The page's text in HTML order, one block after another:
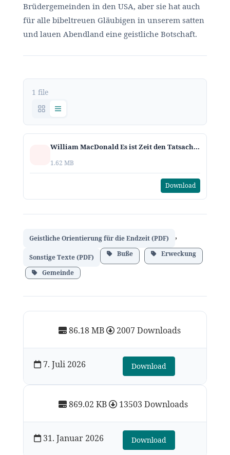
Brüdergemeinden in den USA, aber sie hat auch
für alle bibeltreuen Gläubigen in unserem satten
und lauen Abendland eine geistliche Botschaft.
1 file
William MacDonald Es ist Zeit den Tatsachen ins Auge zu sehen-k.pdf
1.62 MB
Download
Geistliche Orientierung für die Endzeit (PDF) ,
Sonstige Texte (PDF) Buße Erweckung
Gemeinde
86.18 MB 2007 Downloads
7. Juli 2026 Download
869.02 KB 13503 Downloads
31. Januar 2026 Download